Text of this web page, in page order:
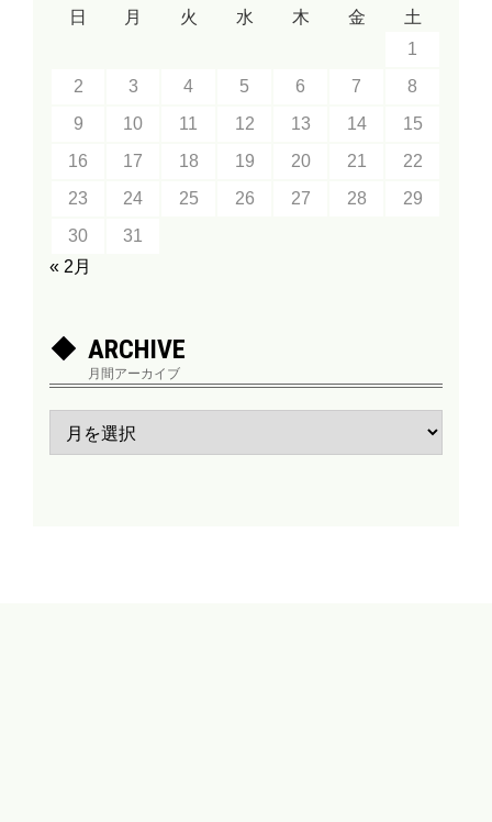
日 月 火 水 木 金
土
1
2
3 4 5 6 7
8
9
10 11 12 13 14
15
16
17 18 19 20 21
22
23
24 25 26 27 28
29
30
31
« 2月
ARCHIVE
月間アーカイブ